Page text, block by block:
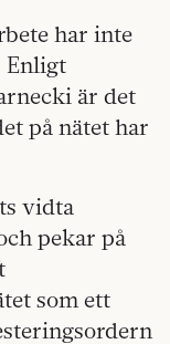
har inte
Enligt
är det
på nätet har
vidta
pekar på
som ett